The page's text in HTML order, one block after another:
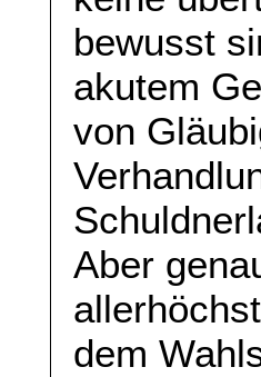
bewusst
akutem
von
Aber
dem